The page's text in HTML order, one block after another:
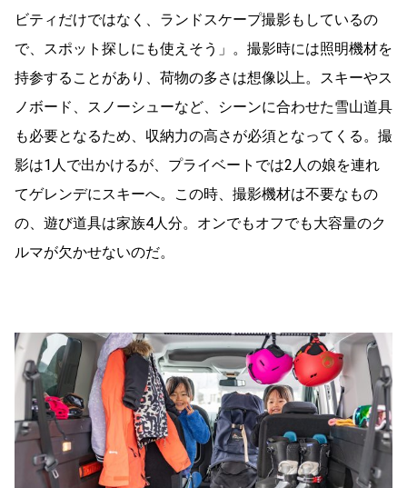
ビティだけではなく、ランドスケープ撮影もしているの
で、スポット探しにも使えそう」。撮影時には照明機材を
持参することがあり、荷物の多さは想像以上。スキーやス
ノボード、スノーシューなど、シーンに合わせた雪山道具
も必要となるため、収納力の高さが必須となってくる。撮
影は1人で出かけるが、プライベートでは2人の娘を連れ
てゲレンデにスキーへ。この時、撮影機材は不要なもの
の、遊び道具は家族4人分。オンでもオフでも大容量のク
ルマが欠かせないのだ。